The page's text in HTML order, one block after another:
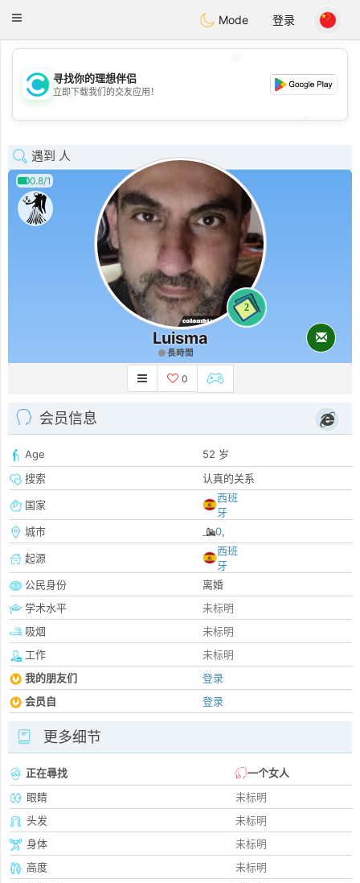
Citas
Toggle
Mode 登录
💖
💕
寻找你的理想伴侣
立即下载我们的交友应用！
遇到 人
0.8/1
2
Luisma
長時間
0
会员信息
Age
52 岁
搜索
认真的关系
国家
西班
牙
城市
0,
起源
西班
牙
公民身份
离婚
学术水平
未标明
吸烟
未标明
工作
未标明
我的朋友们
登录
会员自
登录
更多细节
正在尋找
一个女人
眼睛
未标明
头发
未标明
身体
未标明
高度
未标明